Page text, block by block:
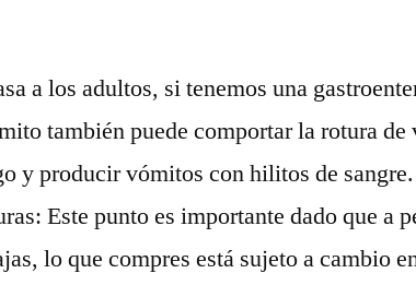
a los adultos, si tenemos una
también puede comportar la rotura de
y producir vómitos con hilitos de
Este punto es importante dado que a
lo que compres está sujeto a cambio